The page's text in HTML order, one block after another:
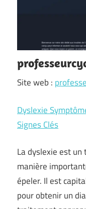
Site web :
Dyslexie
Signes Clés
La dyslexie est
manière
épeler. Il est
pour obtenir un